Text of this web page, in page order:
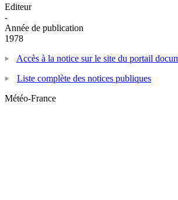
Editeur
-
Année de publication
1978
Accès à la notice sur le site du portail
Liste complète des notices publiques
Météo-France